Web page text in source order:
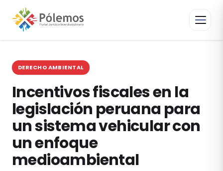
DERECHO AMBIENTAL
Incentivos fiscales en la
legislación peruana para
un sistema vehicular con
un enfoque
medioambiental